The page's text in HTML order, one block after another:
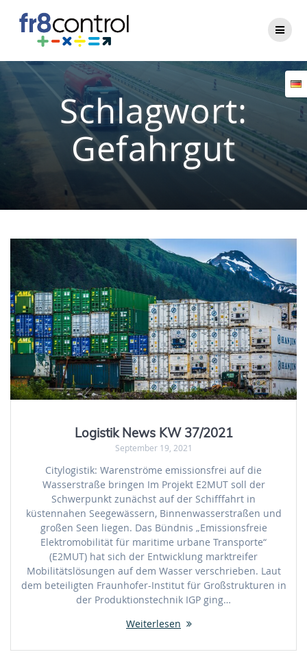
Schlagwort:
Gefahrgut
Logistik News KW 37/2021
September 19, 2021
Citylogistik: Warenströme emissionsfrei auf die
Wasserstraße bringen Im Projekt E2MUT soll der
Schwerpunkt zunächst auf der Schifffahrt in
küstennahen Seegewässern, Binnenwasserstraßen und
großen Seen liegen. Das Bündnis „Emissionsfreie
Elektromobilität für maritime urbane Transporte“
(E2MUT) hat sich der Entwicklung marktreifer
Mobilitätslösungen auf dem Wasser verschrieben. Laut
dem beteiligten Fraunhofer-Institut für Großstrukturen in
der Produktionstechnik IGP ging…
Weiterlesen